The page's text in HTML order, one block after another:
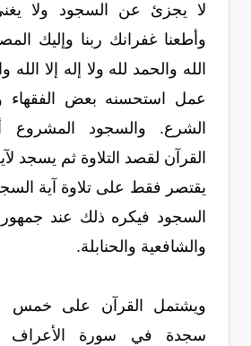
لا يجزئ عن السجود ولا
وأطعنا غفرانك ربنا وإليك
الله والحمد لله ولا إله إلا
عمل استحسنه بعض الفقهاء
الشرع. والسجود المشروع
القرآن لقصد التلاوة ثم يسجد
يقتصر فقط على تلاوة آية
السجود فيكره ذلك عند جمهور
والشافعية والحنابلة.
ويشتمل القرآن على
سجدة في سورة الأعراف